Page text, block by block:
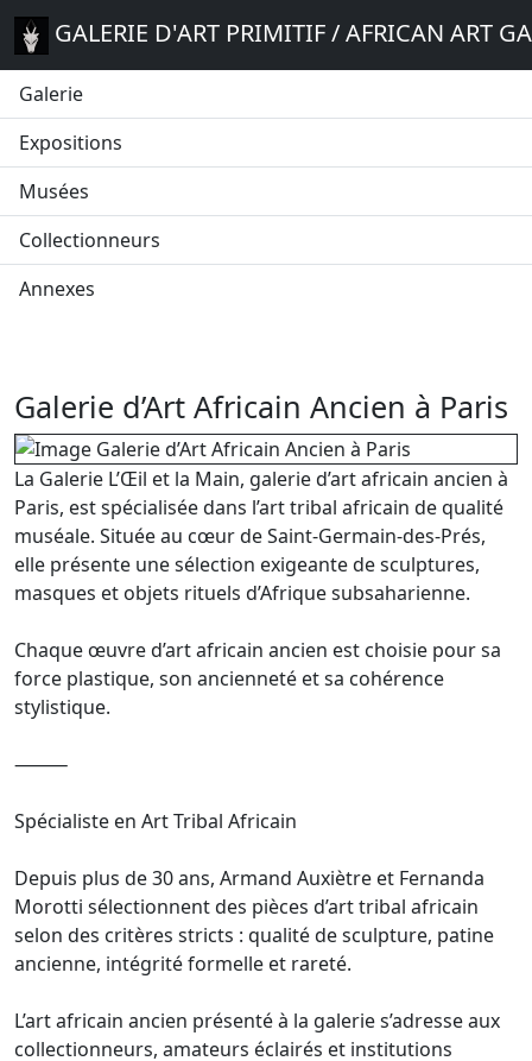
GALERIE D'ART PRIMITIF / AFRICAN ART
Galerie
Expositions
Musées
Collectionneurs
Annexes
Galerie d’Art Africain Ancien à Paris
La Galerie L’Œil et la Main, galerie d’art africain ancien à
Paris, est spécialisée dans l’art tribal africain de qualité
muséale. Située au cœur de Saint-Germain-des-Prés,
elle présente une sélection exigeante de sculptures,
masques et objets rituels d’Afrique subsaharienne.
Chaque œuvre d’art africain ancien est choisie pour sa
force plastique, son ancienneté et sa cohérence
stylistique.
⸻
Spécialiste en Art Tribal Africain
Depuis plus de 30 ans, Armand Auxiètre et Fernanda
Morotti sélectionnent des pièces d’art tribal africain
selon des critères stricts : qualité de sculpture, patine
ancienne, intégrité formelle et rareté.
L’art africain ancien présenté à la galerie s’adresse aux
collectionneurs, amateurs éclairés et institutions